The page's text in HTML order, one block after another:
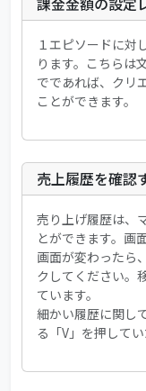
１エピソードに対
ります。こちらは
でであれば、クリ
ことができます。
売上履歴を確認
売り上げ履歴は、
とができます。画
画面が変わったら
クしてください。
ています。
細かい履歴に関し
る「V」を押して